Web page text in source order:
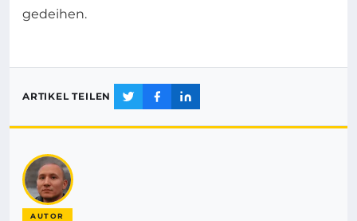
gedeihen.
ARTIKEL TEILEN
AUTOR